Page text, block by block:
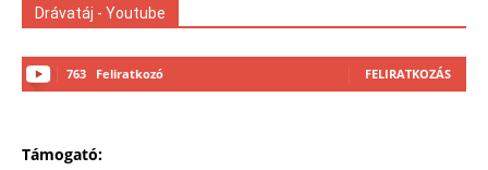
Drávatáj - Youtube
763 Feliratkozó FELIRATKOZÁS
Támogató: